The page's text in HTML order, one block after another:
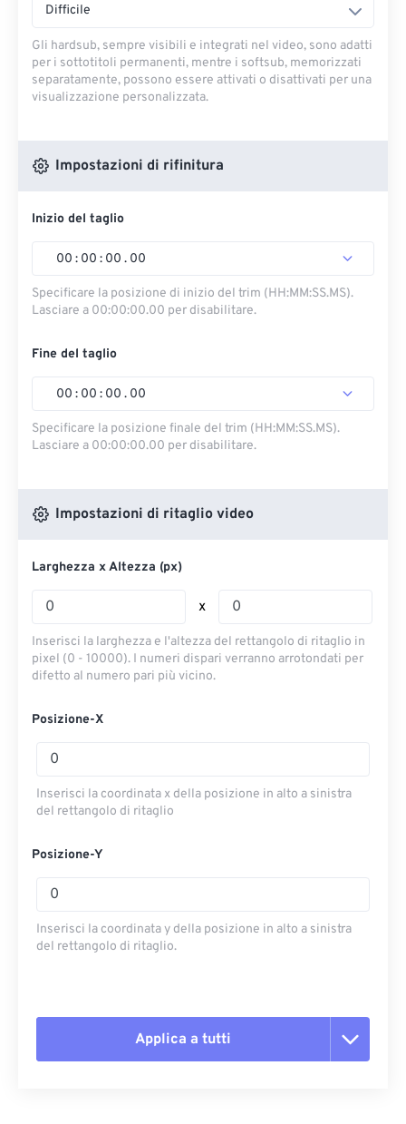
Difficile
Gli hardsub, sempre visibili e integrati nel video, sono adatti
per i sottotitoli permanenti, mentre i softsub, memorizzati
separatamente, possono essere attivati ​​o disattivati ​​per una
visualizzazione personalizzata.
Impostazioni di rifinitura
Inizio del taglio
00 : 00 : 00 . 00
Specificare la posizione di inizio del trim (HH:MM:SS.MS).
Lasciare a 00:00:00.00 per disabilitare.
Fine del taglio
00 : 00 : 00 . 00
Specificare la posizione finale del trim (HH:MM:SS.MS).
Lasciare a 00:00:00.00 per disabilitare.
Impostazioni di ritaglio video
Larghezza x Altezza (px)
x
Inserisci la larghezza e l'altezza del rettangolo di ritaglio in
pixel (0 - 10000). I numeri dispari verranno arrotondati per
difetto al numero pari più vicino.
Posizione-X
Inserisci la coordinata x della posizione in alto a sinistra
del rettangolo di ritaglio
Posizione-Y
Inserisci la coordinata y della posizione in alto a sinistra
del rettangolo di ritaglio.
Applica a tutti